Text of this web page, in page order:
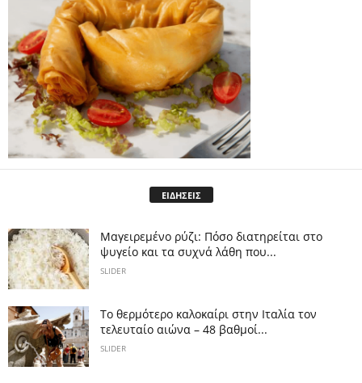
ΕΙΔΗΣΕΙΣ
Μαγειρεμένο ρύζι: Πόσο διατηρείται στο
ψυγείο και τα συχνά λάθη που...
SLIDER
Το θερμότερο καλοκαίρι στην Ιταλία τον
τελευταίο αιώνα – 48 βαθμοί...
SLIDER